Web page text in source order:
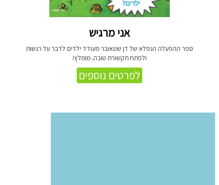
אני מרגיש
ספר ההפעלה הנפלא של דן שטאובר מעודד ילדים לדבר על רגשות
ולפתח תקשורת טובה. מומלץ!
לפרטים נוספים